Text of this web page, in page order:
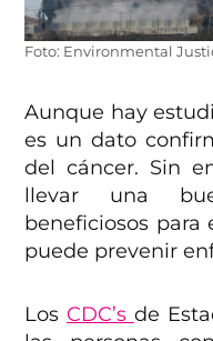
Foto: Environmental
Aunque hay
es un dato
del cáncer. Sin
llevar una
beneficiosos para
puede prevenir
Los CDC’s de